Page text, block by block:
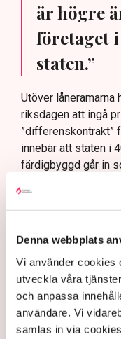
Denna webbplats
Vi använder cookies
utveckla våra
och anpassa
användare. Vi
samlas in via
är högre
företaget
staten.”
Utöver låneramarna
riksdagen att ingå
”differenskontrakt”
innebär att staten i
färdigbyggd går in
byggt reaktorn ska
Om elen under
än prissäkringen
mellanskillnaden.
ska företaget i